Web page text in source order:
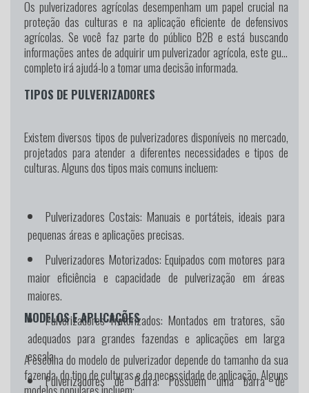
Os pulverizadores agrícolas desempenham um papel crucial na
proteção das culturas e na aplicação eficiente de defensivos
agrícolas. Se você faz parte do público B2B e está buscando
informações antes de adquirir um pulverizador agrícola, este guia
completo irá ajudá-lo a tomar uma decisão informada.
TIPOS DE PULVERIZADORES
Existem diversos tipos de pulverizadores disponíveis no mercado,
projetados para atender a diferentes necessidades e tipos de
culturas. Alguns dos tipos mais comuns incluem:
Pulverizadores Costais: Manuais e portáteis, ideais para
pequenas áreas e aplicações precisas.
Pulverizadores Motorizados: Equipados com motores para
maior eficiência e capacidade de pulverização em áreas
maiores.
Pulverizadores Tratorizados: Montados em tratores, são
adequados para grandes fazendas e aplicações em larga
escala.
Pulverizadores de Barra:Possuem uma barra de
MODELOS E APLICAÇÕES
A escolha do modelo de pulverizador depende do tamanho da sua
fazenda, do tipo de culturas e da necessidade de aplicação. Alguns